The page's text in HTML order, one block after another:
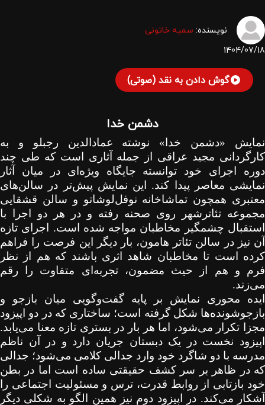
نویسنده: سمیه خاتونی
1404/07/18
گوش دادن به نقد (صوتی)
دشمن خدا
نمایش «دشمن خدا» نوشته عمادالدین رجبلو و به
کارگردانی مجید عراقی از جمله آثاری است که طی چند
دوره اجرای خود توانسته جایگاه ویژه‌ای در میان آثار
نمایشی معاصر پیدا کند. این نمایش پیش‌تر در سالن‌های
معتبری همچون تماشاخانه نوفل‌لو‌شاتو و سالن قشقایی
مجموعه تئاترشهر روی صحنه رفته و در هر دو اجرا با
استقبال چشمگیر مخاطبان مواجه شده است. اجرای تازه
آن نیز در سالن تئاتر هامون، بار دیگر این فرصت را فراهم
کرده است تا مخاطبان شاهد اثری باشند که هم از نظر
فرم و هم از حیث مضمون، تجربه‌ای متفاوت را رقم
می‌زند.
ایده محوری نمایش بر پایه گفت‌وگویی میان بازجو و
بازجوشونده‌ها شکل گرفته است؛ ساختاری که در دو اپیزود
مجزا تکرار می‌شود، اما هر بار در بستری تازه معنا می‌یابد.
اپیزود نخست در یک دبستان جریان دارد و در آن ناظم
مدرسه با دو شاگرد خود وارد جدالی کلامی می‌شود؛ جدالی
که در ظاهر بر سر کشف حقیقتی ساده است اما در بطن
خود بازتابی از روابط قدرت، ترس و مسئولیت اجتماعی را
آشکار می‌کند. در اپیزود دوم نیز همین الگو به شکلی دیگر